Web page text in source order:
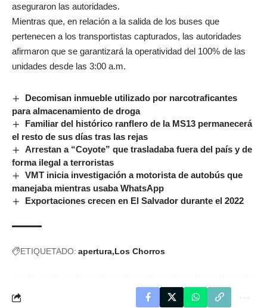
aseguraron las autoridades.
Mientras que, en relación a la salida de los buses que
pertenecen a los transportistas capturados, las autoridades
afirmaron que se garantizará la operatividad del 100% de las
unidades desde las 3:00 a.m.
Decomisan inmueble utilizado por narcotraficantes
para almacenamiento de droga
Familiar del histórico ranflero de la MS13 permanecerá
el resto de sus días tras las rejas
Arrestan a “Coyote” que trasladaba fuera del país y de
forma ilegal a terroristas
VMT inicia investigación a motorista de autobús que
manejaba mientras usaba WhatsApp
Exportaciones crecen en El Salvador durante el 2022
ETIQUETADO: apertura Los Chorros